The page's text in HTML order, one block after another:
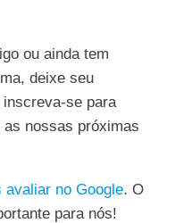
ou ainda tem
deixe seu
se para
nossas próximas
avaliar no Google. O
para nós!